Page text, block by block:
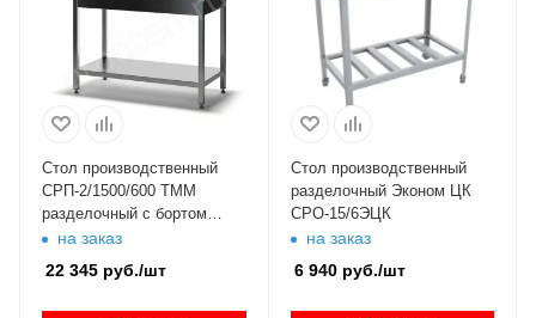
Стол производственный
СРП-2/1500/600 ТММ
разделочный с бортом
нерж.
на заказ
22 345 руб./шт
Стол производственный
разделочный Эконом ЦК
СРО-15/6ЭЦК
на заказ
6 940руб./шт